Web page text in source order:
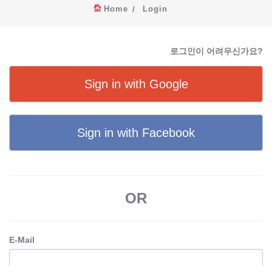
Home Login
로그인이 어려우신가요?
Sign in with Google
Sign in with Facebook
OR
E-Mail